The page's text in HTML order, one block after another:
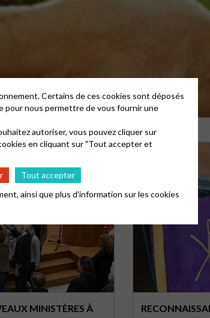
MINISTÈRES À
Certains de ces cookies sont déposés
pour nous permettre de vous fournir une
autoriser, vous pouvez cliquer sur
en cliquant sur "Tout accepter et
Tout accepter
ainsi que plus d'information sur les cookies